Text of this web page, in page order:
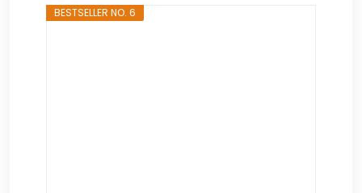
BESTSELLER NO. 6